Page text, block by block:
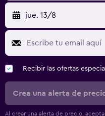
jue. 13/8
Recibir las ofertas
Crea una alerta de
Al crear una alerta de precio,